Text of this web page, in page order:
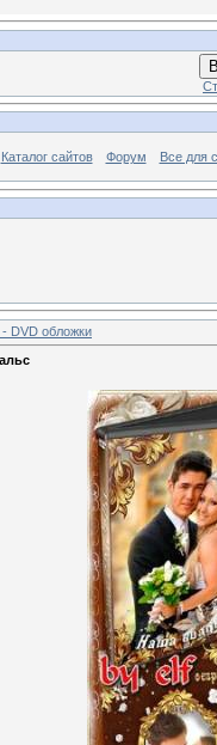
Каталог сайтов Форум Все для
DVD обложки